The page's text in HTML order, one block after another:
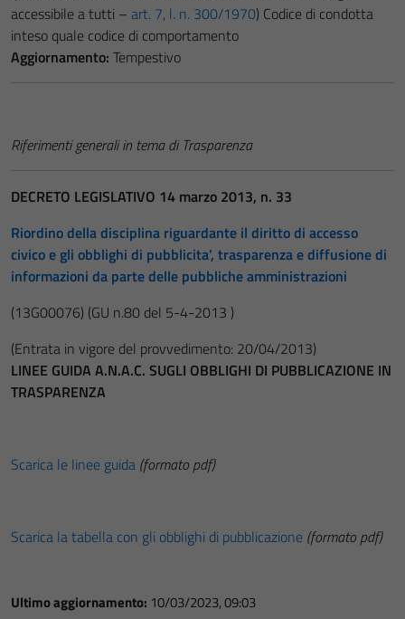
accessibile a tutti – art. 7, l. n. 300/1970) Codice di condotta
inteso quale codice di comportamento
Aggiornamento: Tempestivo
Riferimenti generali in tema di Trasparenza
DECRETO LEGISLATIVO 14 marzo 2013, n. 33
Riordino della disciplina riguardante il diritto di accesso
civico e gli obblighi di pubblicita’, trasparenza e diffusione di
informazioni da parte delle pubbliche amministrazioni
(13G00076) (GU n.80 del 5-4-2013 )
(Entrata in vigore del provvedimento: 20/04/2013)
LINEE GUIDA A.N.A.C. SUGLI OBBLIGHI DI PUBBLICAZIONE IN
TRASPARENZA
Scarica le linee guida (formato pdf)
Scarica la tabella con gli obblighi di pubblicazione (formato pdf)
Ultimo aggiornamento: 10/03/2023, 09:03